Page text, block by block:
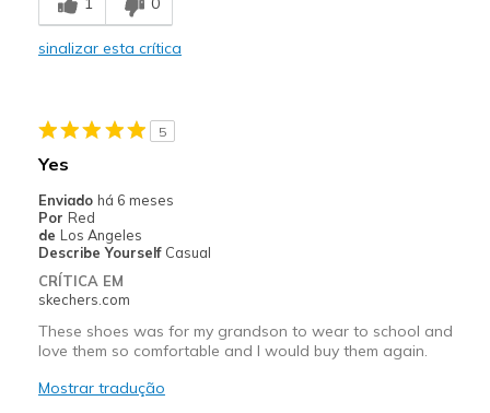
sinalizar esta crítica
5
Yes
Enviado há 6 meses
Por Red
de Los Angeles
Describe Yourself Casual
CRÍTICA EM
skechers.com
These shoes was for my grandson to wear to school and
love them so comfortable and I would buy them again.
Mostrar tradução